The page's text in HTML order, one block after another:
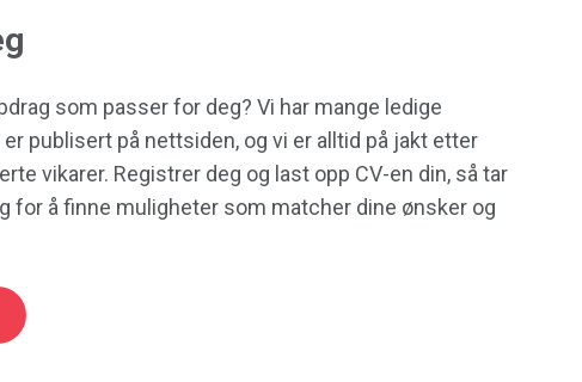
som passer for deg? Vi har mange ledige
publisert på nettsiden, og vi er alltid på jakt etter
vikarer. Registrer deg og last opp CV-en din, så tar
for å finne muligheter som matcher dine ønsker og